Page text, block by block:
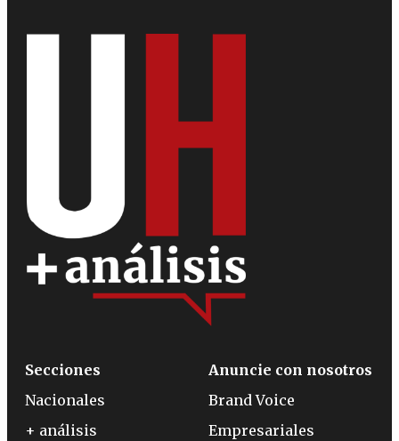
Secciones
Nacionales
+ análisis
Anuncie con nosotros
Brand Voice
Empresariales